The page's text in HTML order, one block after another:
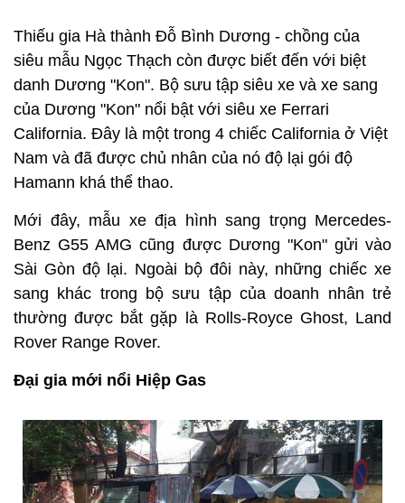
Thiếu gia Hà thành Đỗ Bình Dương - chồng của
siêu mẫu Ngọc Thạch còn được biết đến với biệt
danh Dương "Kon". Bộ sưu tập siêu xe và xe sang
của Dương "Kon" nổi bật với siêu xe Ferrari
California. Đây là một trong 4 chiếc California ở Việt
Nam và đã được chủ nhân của nó độ lại gói độ
Hamann khá thể thao.
Mới đây, mẫu xe địa hình sang trọng Mercedes-
Benz G55 AMG cũng được Dương "Kon" gửi vào
Sài Gòn độ lại. Ngoài bộ đôi này, những chiếc xe
sang khác trong bộ sưu tập của doanh nhân trẻ
thường được bắt gặp là Rolls-Royce Ghost, Land
Rover Range Rover.
Đại gia mới nổi Hiệp Gas